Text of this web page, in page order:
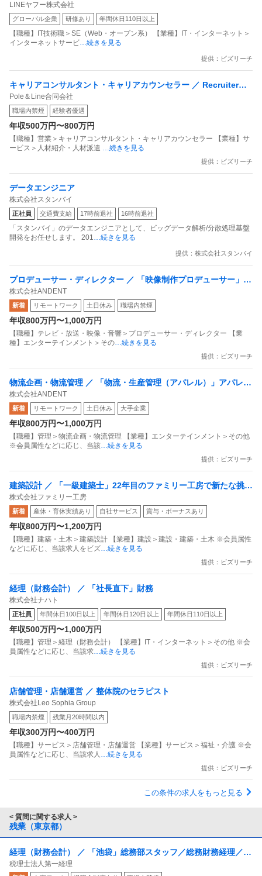
ータ共有プラットフォーム（BtoB領域）
LINEヤフー株式会社
グローバル企業 研修あり 年間休日110日以上
【職種】IT技術職＞SE（Web・オープン系） 【業種】IT・インターネット＞
インターネットサービ…続きを見る
提供：ビズリーチ
キャリアコンサルタント・キャリアカウンセラー ／ Recruiter
（業界未経験者／準経験者募集）
Pole＆Line合同会社
職場内禁煙 経験者優遇
年収500万円〜800万円
【職種】営業＞キャリアコンサルタント・キャリアカウンセラー 【業種】サ
ービス＞人材紹介・人材派遣 …続きを見る
提供：ビズリーチ
データエンジニア
株式会社スタンバイ
正社員 交通費支給 17時前退社 16時前退社
「スタンバイ」のデータエンジニアとして、ビッグデータ解析/分散処理基盤
開発をお任せします。 201…続きを見る
提供：株式会社スタンバイ
プロデューサー・ディレクター ／ 「映像制作プロデューサー」最
新技術を用いて／顧客と前例がない共創・チャレンジができま
す！
株式会社ANDENT
新着 リモートワーク 土日休み 職場内禁煙
年収800万円〜1,000万円
【職種】テレビ・放送・映像・音響＞プロデューサー・ディレクター 【業
種】エンターテインメント＞その…続きを見る
提供：ビズリーチ
物流企画・物流管理 ／ 「物流・生産管理（アパレル）」アパレル
ブランドの物流・生産管理担当を募集
株式会社ANDENT
新着 リモートワーク 土日休み 大手企業
年収800万円〜1,000万円
【職種】管理＞物流企画・物流管理 【業種】エンターテインメント＞その他
※会員属性などに応じ、当該…続きを見る
提供：ビズリーチ
建築設計 ／ 「一級建築士」22年目のファミリー工房で新たな挑戦
を！～22年目×施工実績10000件（ アフターサービスで選ばれ続
ける企業） × Google口コミ足立区・葛飾区 日本一（口コミ評価
研究所調べ）！ ～
株式会社ファミリー工房
新着 産休・育休実績あり 自社サービス 賞与・ボーナスあり
年収800万円〜1,200万円
【職種】建築・土木＞建築設計 【業種】建設＞建設・建築・土木 ※会員属性
などに応じ、当該求人をビズ…続きを見る
提供：ビズリーチ
経理（財務会計） ／ 「社長直下」財務
株式会社ナハト
正社員 年間休日100日以上 年間休日120日以上 年間休日110日以上
年収500万円〜1,000万円
【職種】管理＞経理（財務会計） 【業種】IT・インターネット＞その他 ※会
員属性などに応じ、当該求…続きを見る
提供：ビズリーチ
店舗管理・店舗運営 ／ 整体院のセラピスト
株式会社Leo Sophia Group
職場内禁煙 残業月20時間以内
年収300万円〜400万円
【職種】サービス＞店舗管理・店舗運営 【業種】サービス＞福祉・介護 ※会
員属性などに応じ、当該求人 …続きを見る
提供：ビズリーチ
この条件の求人をもっと見る
< 質問に関する求人 >
残業（東京都）
経理（財務会計） ／ 「池袋」総務部スタッフ／総務財務経理／7
時間勤務／残業少なめ／各種手当充実
税理士法人第一経理